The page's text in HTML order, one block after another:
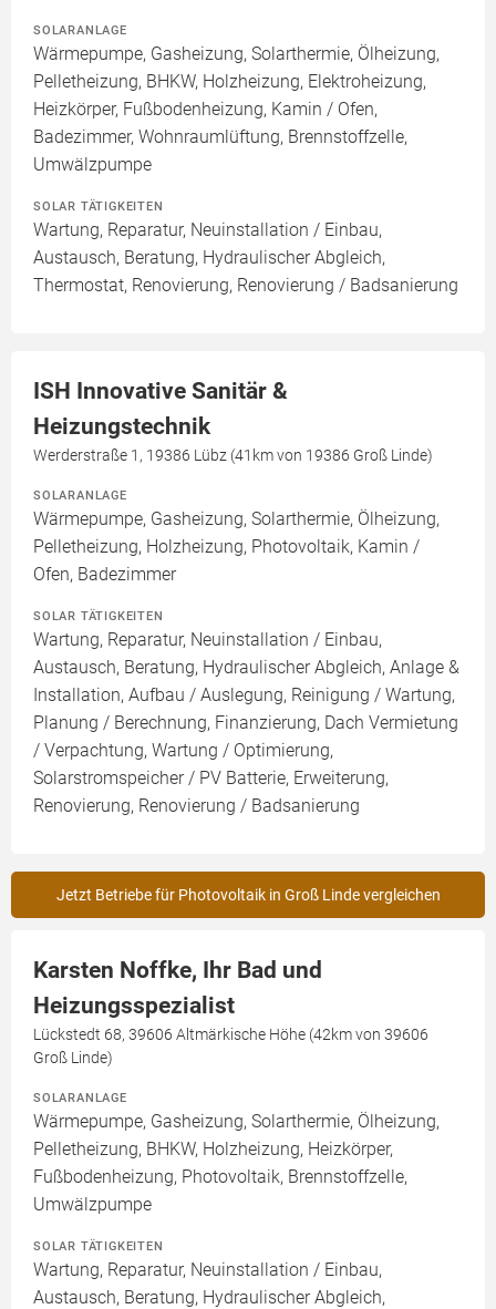
SOLARANLAGE
Wärmepumpe, Gasheizung, Solarthermie, Ölheizung,
Pelletheizung, BHKW, Holzheizung, Elektroheizung,
Heizkörper, Fußbodenheizung, Kamin / Ofen,
Badezimmer, Wohnraumlüftung, Brennstoffzelle,
Umwälzpumpe
SOLAR TÄTIGKEITEN
Wartung, Reparatur, Neuinstallation / Einbau,
Austausch, Beratung, Hydraulischer Abgleich,
Thermostat, Renovierung, Renovierung / Badsanierung
ISH Innovative Sanitär &
Heizungstechnik
Werderstraße 1, 19386 Lübz (41km von 19386 Groß Linde)
SOLARANLAGE
Wärmepumpe, Gasheizung, Solarthermie, Ölheizung,
Pelletheizung, Holzheizung, Photovoltaik, Kamin /
Ofen, Badezimmer
SOLAR TÄTIGKEITEN
Wartung, Reparatur, Neuinstallation / Einbau,
Austausch, Beratung, Hydraulischer Abgleich, Anlage &
Installation, Aufbau / Auslegung, Reinigung / Wartung,
Planung / Berechnung, Finanzierung, Dach Vermietung
/ Verpachtung, Wartung / Optimierung,
Solarstromspeicher / PV Batterie, Erweiterung,
Renovierung, Renovierung / Badsanierung
Jetzt Betriebe für Photovoltaik in Groß Linde vergleichen
Karsten Noffke, Ihr Bad und
Heizungsspezialist
Lückstedt 68, 39606 Altmärkische Höhe (42km von 39606
Groß Linde)
SOLARANLAGE
Wärmepumpe, Gasheizung, Solarthermie, Ölheizung,
Pelletheizung, BHKW, Holzheizung, Heizkörper,
Fußbodenheizung, Photovoltaik, Brennstoffzelle,
Umwälzpumpe
SOLAR TÄTIGKEITEN
Wartung, Reparatur, Neuinstallation / Einbau,
Austausch, Beratung, Hydraulischer Abgleich,